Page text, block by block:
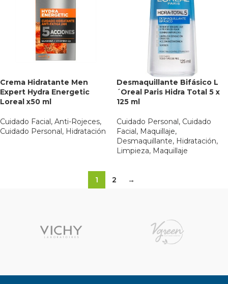
Crema Hidratante Men
Expert Hydra Energetic
Loreal x50 ml
Cuidado Facial, Anti-Rojeces,
Cuidado Personal, Hidratación
Desmaquillante Bifásico L
´Oreal Paris Hidra Total 5 x
125 ml
Cuidado Personal, Cuidado
Facial, Maquillaje,
Desmaquillante, Hidratación,
Limpieza, Maquillaje
1 2 →